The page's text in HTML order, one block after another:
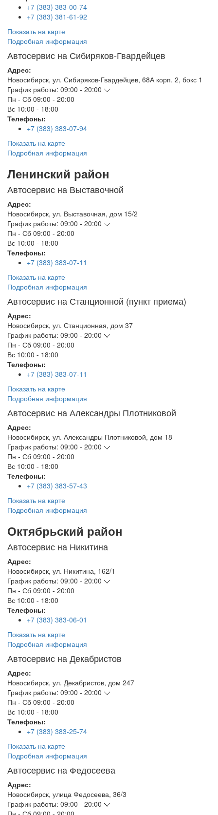
+7 (383) 383-00-74
+7 (383) 381-61-92
Показать на карте
Подробная информация
Автосервис на Сибиряков-Гвардейцев
Адрес:
Новосибирск, ул. Сибиряков-Гвардейцев, 68А корп. 2, бокс 1
График работы: 09:00 - 20:00
Пн - Сб 09:00 - 20:00
Вс 10:00 - 18:00
Телефоны:
+7 (383) 383-07-94
Показать на карте
Подробная информация
Ленинский район
Автосервис на Выставочной
Адрес:
Новосибирск, ул. Выставочная, дом 15/2
График работы: 09:00 - 20:00
Пн - Сб 09:00 - 20:00
Вс 10:00 - 18:00
Телефоны:
+7 (383) 383-07-11
Показать на карте
Подробная информация
Автосервис на Станционной (пункт приема)
Адрес:
Новосибирск, ул. Станционная, дом 37
График работы: 09:00 - 20:00
Пн - Сб 09:00 - 20:00
Вс 10:00 - 18:00
Телефоны:
+7 (383) 383-07-11
Показать на карте
Подробная информация
Автосервис на Александры Плотниковой
Адрес:
Новосибирск, ул. Александры Плотниковой, дом 18
График работы: 09:00 - 20:00
Пн - Сб 09:00 - 20:00
Вс 10:00 - 18:00
Телефоны:
+7 (383) 383-57-43
Показать на карте
Подробная информация
Октябрьский район
Автосервис на Никитина
Адрес:
Новосибирск, ул. Никитина, 162/1
График работы: 09:00 - 20:00
Пн - Сб 09:00 - 20:00
Вс 10:00 - 18:00
Телефоны:
+7 (383) 383-06-01
Показать на карте
Подробная информация
Автосервис на Декабристов
Адрес:
Новосибирск, ул. Декабристов, дом 247
График работы: 09:00 - 20:00
Пн - Сб 09:00 - 20:00
Вс 10:00 - 18:00
Телефоны:
+7 (383) 383-25-74
Показать на карте
Подробная информация
Автосервис на Федосеева
Адрес:
Новосибирск, улица Федосеева, 36/3
График работы: 09:00 - 20:00